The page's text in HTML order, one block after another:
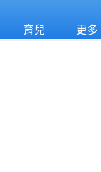
育兒 更多